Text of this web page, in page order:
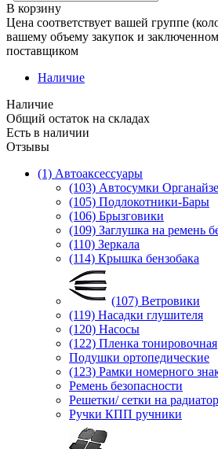
В корзину
Цена соответствует вашей группе
вашему объему закупок и
поставщиком
Наличие
Наличие
Общий остаток на складах
Есть в наличии
Отзывы
(1) Автоаксессуары
(103) Автосумки
(105) Подлокотники-Бары
(106) Брызговики
(109) Заглушка на ремень
(110) Зеркала
(114) Крышка бензобака
(107) Ветровики
(119) Насадки глушителя
(120) Насосы
(122) Пленка тонировочная
Подушки ортопедические
(123) Рамки номерного
Ремень безопасности
Решетки/ сетки на радиатор
Ручки КПП ручники